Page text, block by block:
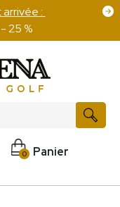
:
25 %
0 Panier